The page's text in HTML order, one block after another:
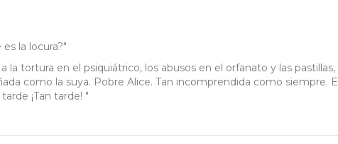
la locura?"
la tortura en el psiquiátrico, los abusos en el orfanato y las pastillas,
como la suya. Pobre Alice. Tan incomprendida como siempre. El
¡Tan tarde! "